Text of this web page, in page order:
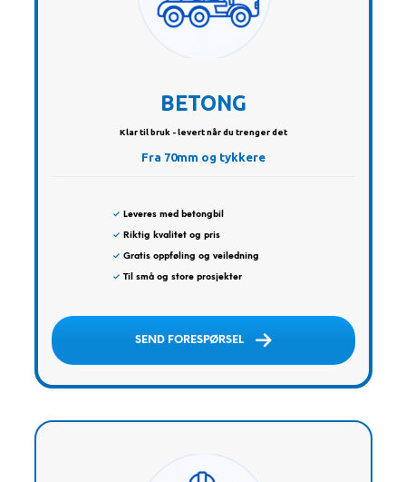
BETONG
Klar til bruk - levert når du trenger det
Fra 70mm og tykkere
✓ Leveres med betongbil
✓ Riktig kvalitet og pris
✓ Gratis oppføling og veiledning
✓ Til små og store prosjekter
SEND FORESPØRSEL